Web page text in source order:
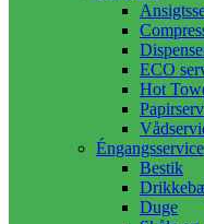
ECO
Hot
Éngangsservice
Bestik
Duge